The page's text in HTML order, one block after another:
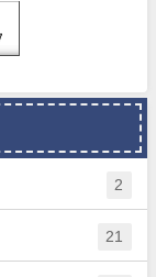
2
21